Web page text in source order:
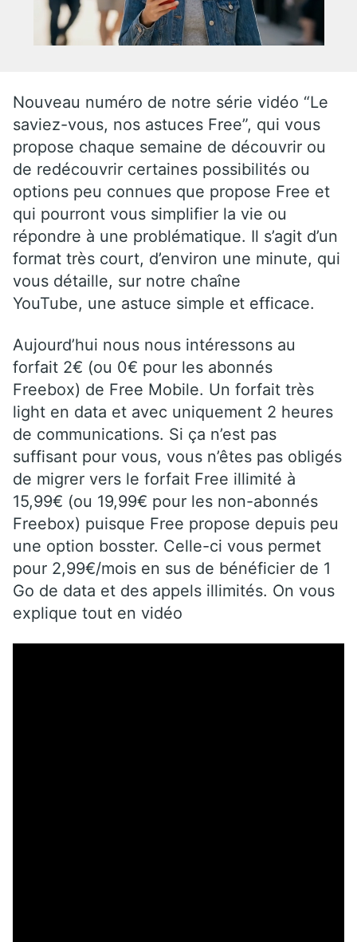
Nouveau numéro de notre série vidéo “Le
saviez-vous, nos astuces Free”, qui vous
propose chaque semaine de découvrir ou
de redécouvrir certaines possibilités ou
options peu connues que propose Free et
qui pourront vous simplifier la vie ou
répondre à une problématique. Il s’agit d’un
format très court, d’environ une minute, qui
vous détaille, sur notre chaîne
YouTube, une astuce simple et efficace.
Aujourd’hui nous nous intéressons au
forfait 2€ (ou 0€ pour les abonnés
Freebox) de Free Mobile. Un forfait très
light en data et avec uniquement 2 heures
de communications. Si ça n’est pas
suffisant pour vous, vous n’êtes pas obligés
de migrer vers le forfait Free illimité à
15,99€ (ou 19,99€ pour les non-abonnés
Freebox) puisque Free propose depuis peu
une option bosster. Celle-ci vous permet
pour 2,99€/mois en sus de bénéficier de 1
Go de data et des appels illimités. On vous
explique tout en vidéo